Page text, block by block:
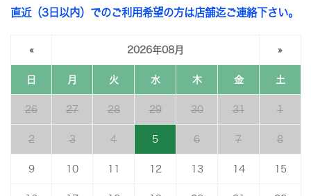
直近（3日以内）でのご利用希望の方は店舗迄ご連絡下さい。
« 2026年08月 »
日 月 火 水 木 金 土
26 27 28 29 30 31 1
2 3 4 5 6 7 8
9 10 12 13 14 15